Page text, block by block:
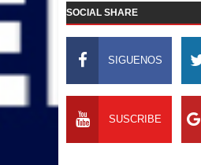
SOCIAL SHARE
SIGUENOS
SUSCRIBE